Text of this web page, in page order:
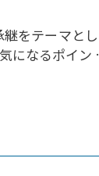
をテーマと
になるポイ